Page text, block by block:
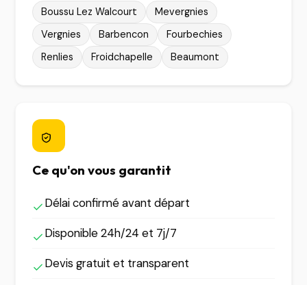
Boussu Lez Walcourt
Mevergnies
Vergnies
Barbencon
Fourbechies
Renlies
Froidchapelle Beaumont
Ce qu'on vous garantit
Délai confirmé avant départ
Disponible 24h/24 et 7j/7
Devis gratuit et transparent